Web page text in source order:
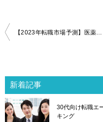
投
稿
ゲ
ー
シ
ョ
【2023年転職市場予測】医薬品・医療機器業界の転職市場動向
新着記事
30代向け転職エ
キング